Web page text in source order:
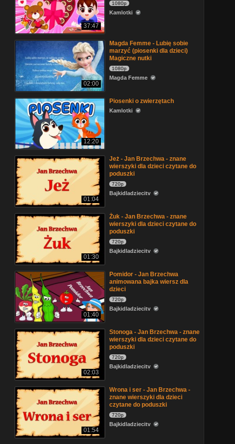
37:47
1080p
Kamlotki
02:00
Magda Femme - Lubię sobie
marzyć (piosenki dla dzieci)
Magiczne nutki
1080p
Magda Femme
12:20
Piosenki o zwierzętach
Kamlotki
01:04
Jeż - Jan Brzechwa - znane
wierszyki dla dzieci czytane do
poduszki
720p
Bajkidladziecitv
01:30
Żuk - Jan Brzechwa - znane
wierszyki dla dzieci czytane do
poduszki
720p
Bajkidladziecitv
01:40
Pomidor - Jan Brzechwa
animowana bajka wiersz dla
dzieci
720p
Bajkidladziecitv
02:03
Stonoga - Jan Brzechwa - znane
wierszyki dla dzieci czytane do
poduszki
720p
Bajkidladziecitv
01:54
Wrona i ser - Jan Brzechwa -
znane wierszyki dla dzieci
czytane do poduszki
720p
Bajkidladziecitv